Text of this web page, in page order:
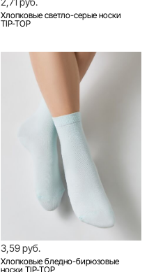
Хлопковые светло-серые носки
TIP-TOP
3,59 руб.
Хлопковые бледно-бирюзовые
носки TIP-TOP